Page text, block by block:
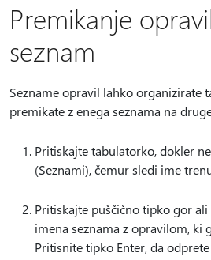
Premikanje
seznam
Sezname opravil lahko organizirate
premikate z enega seznama na
Pritiskajte tabulatorko, dokler
(Seznami), čemur sledi ime
Pritiskajte puščično tipko gor
imena seznama z opravilom, ki
Pritisnite tipko Enter, da